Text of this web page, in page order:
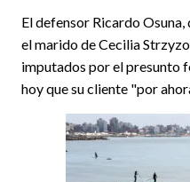
El defensor Ricardo Osuna,
el marido de Cecilia
imputados por el presunto
hoy que su cliente "por